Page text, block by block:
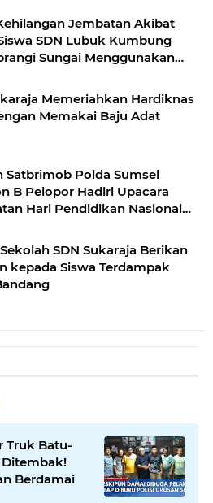
Jembatan Akibat
SDN Lubuk Kumbung
Sungai Menggunakan
Memeriahkan Hardiknas
Memakai Baju Adat
Satbrimob Polda Sumsel
B Pelopor Hadiri Upacara
Hari Pendidikan Nasional
SDN Sukaraja Berikan
kepada Siswa Terdampak
Truk Batu-
Ditembak!
Berdamai